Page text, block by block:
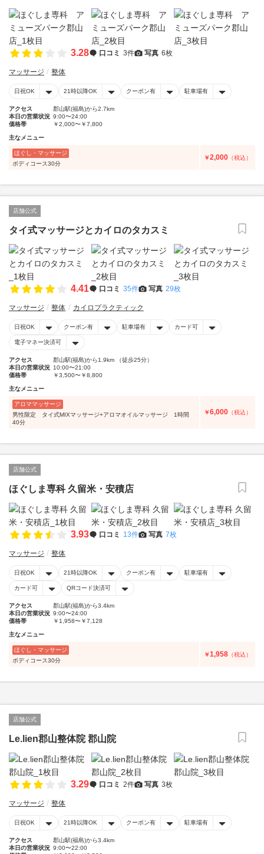
3.28 口コミ 3件 写真 6枚
マッサージ 整体
日祝OK 21時以降OK クーポン有 駐車場有
アクセス
郡山駅(福島)から2.7km
本日の営業状況 9:00〜24:00
価格帯
￥2,000〜￥7,800
主なメニュー
ほぐし・マッサージ
ボディコース30分
￥2,000 （税込）
店舗公式
タイ式マッサージとカイロのタカスミ
4.41 口コミ 35件 写真 29枚
マッサージ 整体 カイロプラクティック
日祝OK クーポン有 駐車場有 カード可
電子マネー決済可
アクセス
郡山駅(福島)から1.9km （徒歩25分）
本日の営業状況 10:00〜21:00
価格帯
￥3,500〜￥8,800
主なメニュー
アロママッサージ
男性限定 タイ式MIXマッサージ+アロマオイルマッサージ 1時間
40分
￥6,000 （税込）
店舗公式
ほぐしま専科 久留米・安積店
3.93 口コミ 13件 写真 7枚
マッサージ 整体
日祝OK 21時以降OK クーポン有 駐車場有
カード可 QRコード決済可
アクセス
郡山駅(福島)から3.4km
本日の営業状況 9:00〜24:00
価格帯
￥1,958〜￥7,128
主なメニュー
ほぐし・マッサージ
ボディコース30分
￥1,958 （税込）
店舗公式
Le.lien郡山整体院 郡山院
3.29 口コミ 2件 写真 3枚
マッサージ 整体
日祝OK 21時以降OK クーポン有 駐車場有
アクセス
郡山駅(福島)から3.4km
本日の営業状況 9:00〜22:00